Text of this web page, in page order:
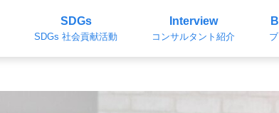
SDGs
SDGs 社会貢献活動
Interview
コンサルタント紹介